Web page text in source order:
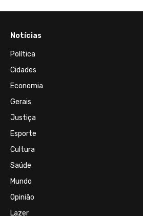
Notícias
Política
Cidades
Economia
Gerais
Justiça
Esporte
Cultura
Saúde
Mundo
Opinião
Lazer